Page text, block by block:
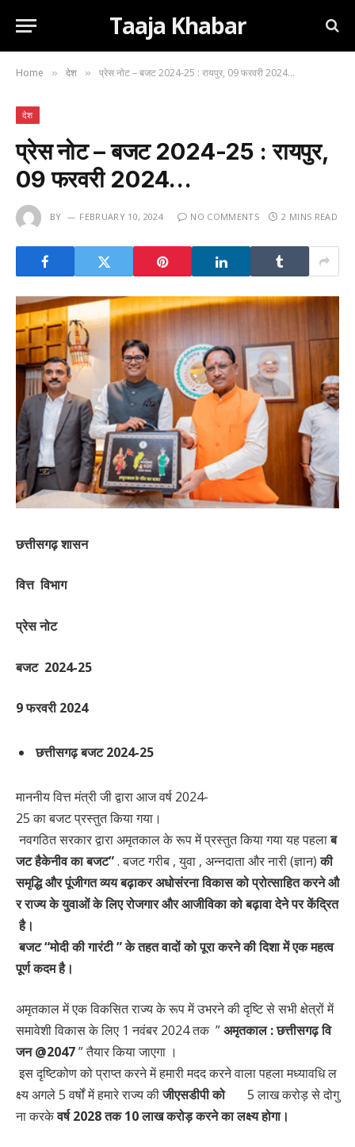
Taaja Khabar
Home » देश » प्रेस नोट – बजट 2024-25 : रायपुर, 09 फरवरी 2024…
देश
प्रेस नोट – बजट 2024-25 : रायपुर,
09 फरवरी 2024…
BY FEBRUARY 10, 2024 NO COMMENTS 2 MINS READ
छत्तीसगढ़शासन
वित्त विभाग
प्रेसनोट
बजट 2024-25
9फरवरी 2024
छत्तीसगढ़बजट 2024-25
माननीय वित्त मंत्री जी द्वारा आज वर्ष 2024-
25 का बजट प्रस्तुत किया गया।
नवगठित सरकार द्वारा अमृतकाल के रूप में प्रस्तुत किया गया यह पहलाब
जटहैकेनीवकाबजट”. बजट गरीब , युवा , अन्नदाता और नारी (ज्ञान)की
समृद्धिऔरपूंजीगतव्ययबढ़ाकरअधोसंरनाविकासकोप्रोत्साहितकरनेऔ
रराज्यकेयुवाओंकेलिएरोजगारऔरआजीविकाकोबढ़ावादेनेपरकेंद्रित
है।
बजट“मोदीकीगारंटी”केतहतवादोंकोपूराकरनेकीदिशामेंएकमहत्व
पूर्णकदमहै।
अमृतकाल में एक विकसित राज्य के रूप में उभरने की दृष्टि से सभी क्षेत्रों में
समावेशी विकास के लिए 1 नवंबर 2024 तक ”अमृतकाल:छत्तीसगढ़वि
जन@2047” तैयार किया जाएगा ।
इस दृष्टिकोण को प्राप्त करने में हमारी मदद करने वाला पहला मध्यावधि ल
क्ष्य अगले 5 वर्षों में हमारे राज्य कीजीएसडीपीको
5 लाख करोड़ से दोगु
ना करकेवर्ष2028तक10लाखकरोड़करनेकालक्ष्यहोगा।